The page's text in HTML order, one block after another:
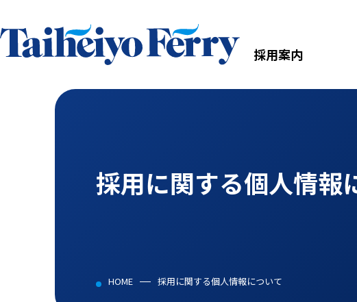
採用案内
採用に関する個人情報
HOME 採用に関する個人情報について